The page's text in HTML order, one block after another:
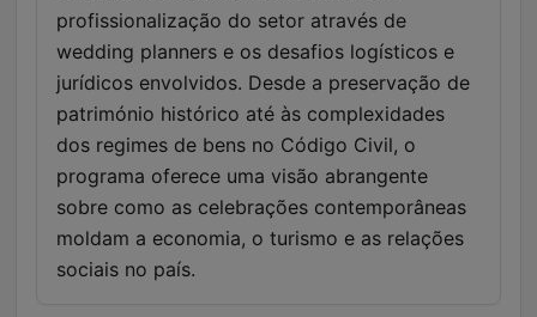
profissionalização do setor através de
wedding planners e os desafios logísticos e
jurídicos envolvidos. Desde a preservação de
património histórico até às complexidades
dos regimes de bens no Código Civil, o
programa oferece uma visão abrangente
sobre como as celebrações contemporâneas
moldam a economia, o turismo e as relações
sociais no país.